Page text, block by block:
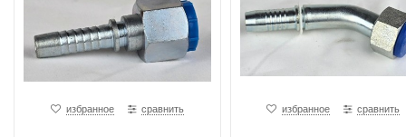
избранное сравнить избранное сравнить